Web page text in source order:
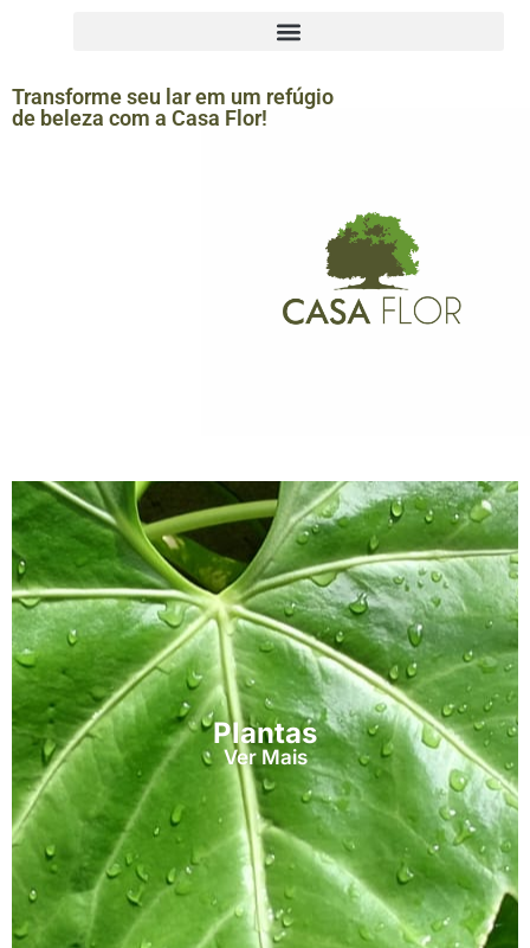
Transforme seu lar em um refúgio
de beleza com a Casa Flor!
Plantas
Ver Mais